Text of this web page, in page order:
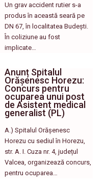
Un grav accident rutier s-a
produs în această seară pe
DN 67, în localitatea Budești.
În coliziune au fost
implicate…
Anunț Spitalul
Orășenesc Horezu:
Concurs pentru
ocuparea unui post
de Asistent medical
generalist (PL)
A.) Spitalul Orășenesc
Horezu cu sediul în Horezu,
str. A. I. Cuza nr. 4, județul
Valcea, organizează concurs,
pentru ocuparea…